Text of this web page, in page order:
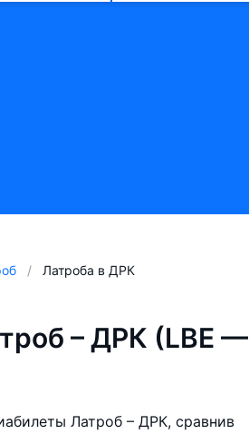
Латроба в ДРК
– ДРК (LBE —
Латроб – ДРК, сравнив